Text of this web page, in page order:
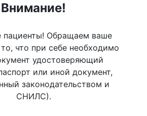
Внимание!
пациенты! Обращаем ваше
что при себе необходимо
удостоверяющий
или иной документ,
законодательством и
СНИЛС).